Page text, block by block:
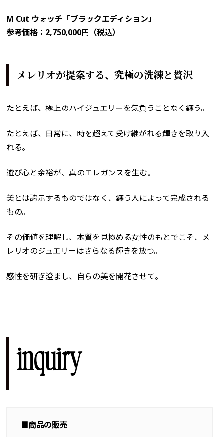
M Cut ウォッチ「ブラックエディション」
参考価格：2,750,000円（税込）
メレリオが提案する、究極の洗練と贅沢
たとえば、極上のハイジュエリーを気負うことなく纏う。
たとえば、日常に、時を超えて受け継がれる輝きを取り入
れる。
遊び心と余裕が、真のエレガンスを生む。
美とは誇示するものではなく、纏う人によって完成される
もの。
その価値を理解し、本質を見極める女性のもとでこそ、メ
レリオのジュエリーはさらなる輝きを放つ。
感性を研ぎ澄まし、自らの美を開花させて。
inquiry
■商品の販売